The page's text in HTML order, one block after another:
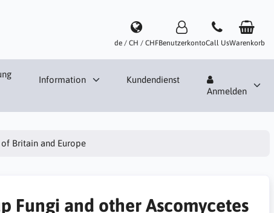
de / CH / CHFBenutzerkontoCall UsWarenkorb
Information
Kundendienst
Anmelden
Britain and Europe
Fungi and other Ascomycetes